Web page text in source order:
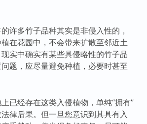
许多竹子品种其实是非侵入性的，
在花园中，不会带来扩散至邻近土
实中确实有某些具侵略性的竹子品
题，应尽量避免种植，必要时甚至
已经存在这类入侵植物，单纯“拥有”
律后果。但一旦您意识到其具有入